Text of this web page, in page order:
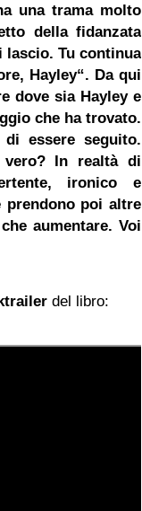
una trama molto
della fidanzata
lascio. Tu continua
Hayley“. Da qui
dove sia Hayley e
che ha trovato.
essere seguito.
In realtà di
ironico e
prendono poi altre
aumentare. Voi
del libro: